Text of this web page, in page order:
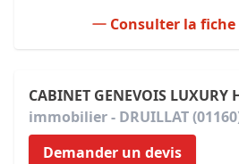
Consulter la
CABINET GENEVOIS LUXURY
immobilier - DRUILLAT
Demander un devis